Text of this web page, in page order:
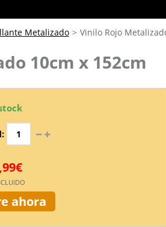
Metalizado > Vinilo Rojo
10cm x 152cm
ahora